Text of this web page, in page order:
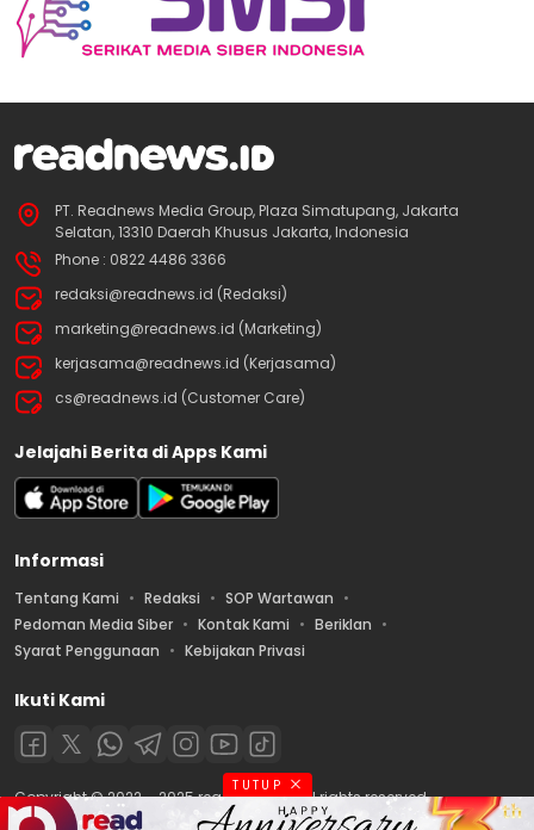
PT. Readnews Media Group, Plaza Simatupang, Jakarta
Selatan, 13310 Daerah Khusus Jakarta, Indonesia
Phone : 0822 4486 3366
redaksi@readnews.id (Redaksi)
marketing@readnews.id (Marketing)
kerjasama@readnews.id (Kerjasama)
cs@readnews.id (Customer Care)
Jelajahi Berita di Apps Kami
Informasi
Tentang Kami Redaksi
SOP Wartawan
Pedoman Media Siber
Kontak Kami
Beriklan
Syarat Penggunaan
Kebijakan Privasi
Ikuti Kami
Copyright © 2022 – 2025 readnews.id | All rights reserved.
TUTUP